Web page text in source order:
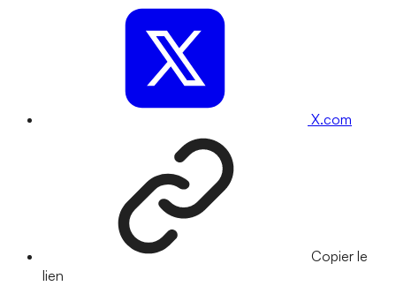
X.com
Copier le
lien